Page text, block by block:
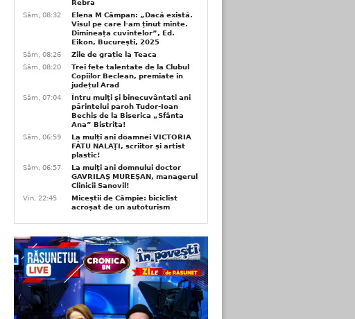
Rebra
Sâm, 08:32
Elena M Câmpan: „Dacă există.
Visul pe care l-am ținut minte.
Dimineața cuvintelor”, Ed.
Eikon, București, 2025
Sâm, 08:26
Zile de grație la Teaca
Sâm, 08:20
Trei fete talentate de la Clubul
Copiilor Beclean, premiate in
județul Arad
Sâm, 07:04
Întru mulţi şi binecuvântați ani
părintelui paroh Tudor-Ioan
Bechiș de la Biserica „Sfânta
Ana” Bistrița!
Sâm, 06:59
La mulți ani doamnei VICTORIA
FĂTU NALAŢI, scriitor și artist
plastic!
Sâm, 06:57
La mulţi ani domnului doctor
GAVRILAŞ MUREŞAN, managerul
Clinicii Sanovil!
Vin, 22:45
Miceștii de Câmpie: biciclist
acroșat de un autoturism